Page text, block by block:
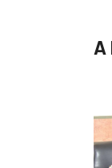
A